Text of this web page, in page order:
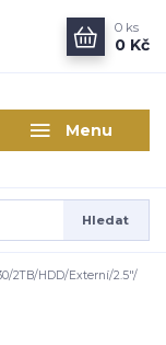
Menu
Hledat
0 ks
0 Kč
2TB/HDD/Externí/2.5"/